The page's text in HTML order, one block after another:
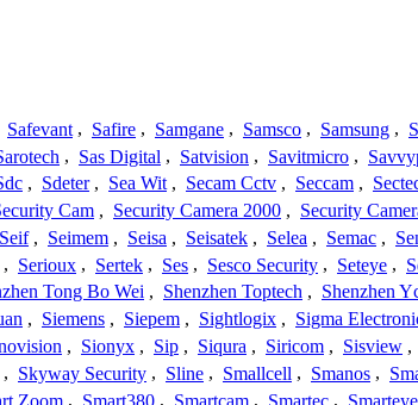
Safevant , Safire , Samgane , Samsco , Samsung ,
, Sas Digital , Satvision , Savitmicro ,
, Sdeter , Sea Wit , Secam Cctv , Seccam ,
Cam , Security Camera 2000 , Security
Seif , Seimem , Seisa , Seisatek , Selea , Semac ,
, Serioux , Sertek , Ses , Sesco Security , Seteye ,
Tong Bo Wei , Shenzhen Toptech , Shenzhen
, Siemens , Siepem , Sightlogix , Sigma
, Sionyx , Sip , Siqura , Siricom , Sisview ,
, Skyway Security , Sline , Smallcell , Smanos ,
Zoom , Smart380 , Smartcam , Smartec , Smarteye